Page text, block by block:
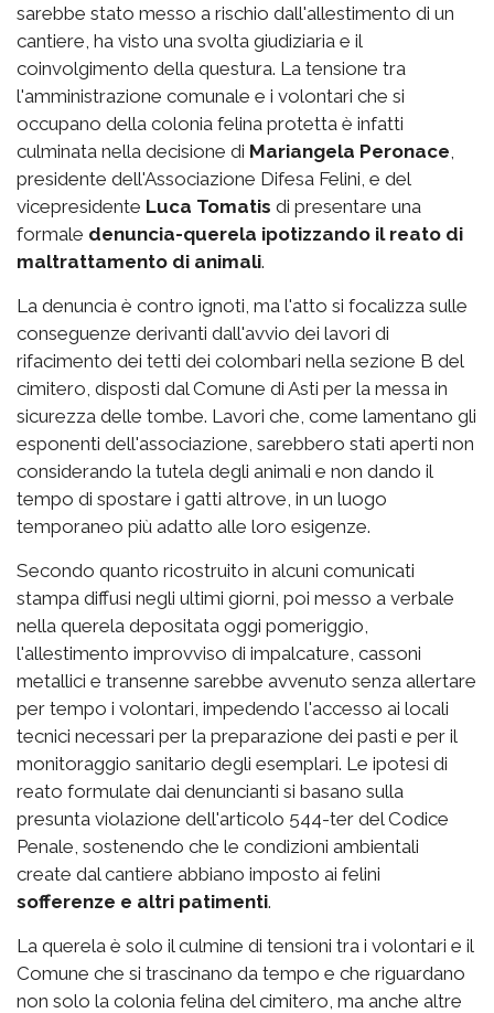
sarebbe stato messo a rischio dall'allestimento di un
cantiere, ha visto una svolta giudiziaria e il
coinvolgimento della questura. La tensione tra
l'amministrazione comunale e i volontari che si
occupano della colonia felina protetta è infatti
culminata nella decisione di Mariangela Peronace
presidente dell'Associazione Difesa Felini, e del
vicepresidente Luca Tomatis di presentare una
formale denuncia-querela ipotizzando il reato di
maltrattamento di animali.
La denuncia è contro ignoti, ma l'atto si focalizza sulle
conseguenze derivanti dall'avvio dei lavori di
rifacimento dei tetti dei colombari nella sezione B del
cimitero, disposti dal Comune di Asti per la messa in
sicurezza delle tombe. Lavori che, come lamentano gli
esponenti dell'associazione, sarebbero stati aperti non
considerando la tutela degli animali e non dando il
tempo di spostare i gatti altrove, in un luogo
temporaneo più adatto alle loro esigenze.
Secondo quanto ricostruito in alcuni comunicati
stampa diffusi negli ultimi giorni, poi messo a verbale
nella querela depositata oggi pomeriggio,
l'allestimento improvviso di impalcature, cassoni
metallici e transenne sarebbe avvenuto senza allertare
per tempo i volontari, impedendo l'accesso ai locali
tecnici necessari per la preparazione dei pasti e per il
monitoraggio sanitario degli esemplari. Le ipotesi di
reato formulate dai denuncianti si basano sulla
presunta violazione dell'articolo 544-ter del Codice
Penale, sostenendo che le condizioni ambientali
create dal cantiere abbiano imposto ai felini
sofferenze e altri patimenti.
La querela è solo il culmine di tensioni tra i volontari e il
Comune che si trascinano da tempo e che riguardano
non solo la colonia felina del cimitero, ma anche altre